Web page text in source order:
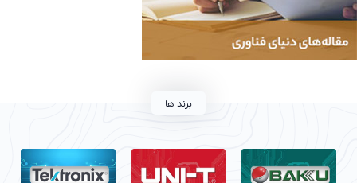
برند ها